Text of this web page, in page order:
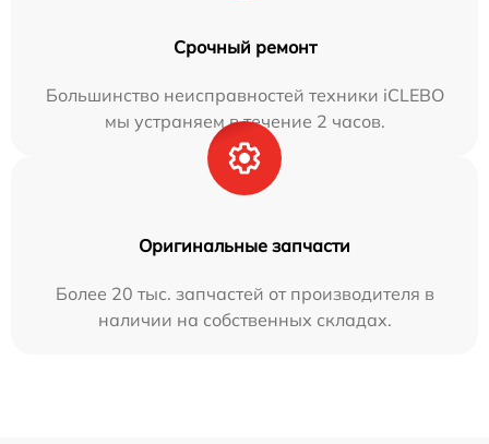
Срочный ремонт
Большинство неисправностей техники iCLEBO
мы устраняем в течение 2 часов.
Оригинальные запчасти
Более 20 тыс. запчастей от производителя в
наличии на собственных складах.